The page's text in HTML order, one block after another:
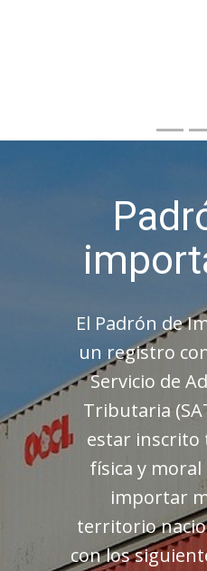
El Padrón de
un registro
Servicio de
Tributaria
estar inscrito
física y
importar
territorio
con los